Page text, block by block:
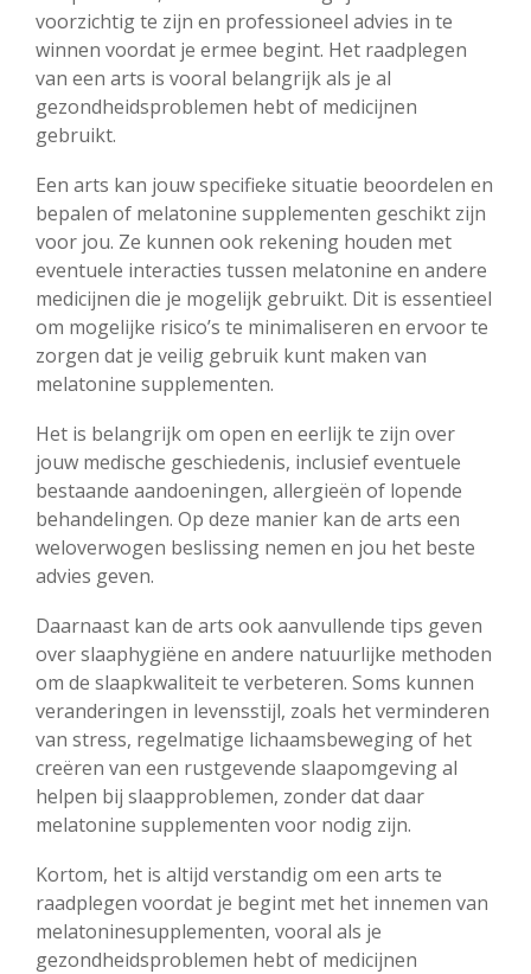
voorzichtig te zijn en professioneel advies in te
winnen voordat je ermee begint. Het raadplegen
van een arts is vooral belangrijk als je al
gezondheidsproblemen hebt of medicijnen
gebruikt.
Een arts kan jouw specifieke situatie beoordelen en
bepalen of melatonine supplementen geschikt zijn
voor jou. Ze kunnen ook rekening houden met
eventuele interacties tussen melatonine en andere
medicijnen die je mogelijk gebruikt. Dit is essentieel
om mogelijke risico’s te minimaliseren en ervoor te
zorgen dat je veilig gebruik kunt maken van
melatonine supplementen.
Het is belangrijk om open en eerlijk te zijn over
jouw medische geschiedenis, inclusief eventuele
bestaande aandoeningen, allergieën of lopende
behandelingen. Op deze manier kan de arts een
weloverwogen beslissing nemen en jou het beste
advies geven.
Daarnaast kan de arts ook aanvullende tips geven
over slaaphygiëne en andere natuurlijke methoden
om de slaapkwaliteit te verbeteren. Soms kunnen
veranderingen in levensstijl, zoals het verminderen
van stress, regelmatige lichaamsbeweging of het
creëren van een rustgevende slaapomgeving al
helpen bij slaapproblemen, zonder dat daar
melatonine supplementen voor nodig zijn.
Kortom, het is altijd verstandig om een arts te
raadplegen voordat je begint met het innemen van
melatoninesupplementen, vooral als je
gezondheidsproblemen hebt of medicijnen